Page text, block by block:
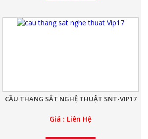
CẦU THANG SẮT NGHỆ THUẬT SNT-VIP17
Giá : Liên Hệ